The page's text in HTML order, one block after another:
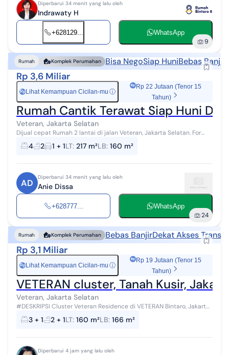
Diperbarui 34 menit yang lalu oleh
Indrawaty H
+628129... WhatsApp
9
Rumah Komplek Perumahan Bisa NegoSiap HuniBebas Banjir
Rp 3,6 Miliar
Rp Lihat Kemampuan Cicilan-mu ⓘ
Rp 22 Jutaan (Tenor 15
Tahun)
Rumah Cantik Terawat Siap Huni
Veteran, Jakarta Selatan
Dijual cepat Rumah 2 lantai di jalan Veteran, Jakarta Selatan. For
sale rumah di wilayah yang asri dengan pemandangan Lokasi di
Pusat Kota. Prope...
4 2 1 + 1LT: 217 m²LB: 160 m²
AD
Diperbarui 34 menit yang lalu oleh
Anie Dissa
+628777... WhatsApp
24
Rumah Komplek Perumahan Bebas BanjirDekat Akses
Rp 3,1 Miliar
Rp Lihat Kemampuan Cicilan-mu ⓘ
Rp 19 Jutaan (Tenor 15
Tahun)
VETERAN cluster, Tanah Kusir,
Veteran, Jakarta Selatan
#DESKRIPSI Cluster Veteran Residence di VETERAN Bintaro, Jakarta
Selatan adalah Pilihan yg tepat untuk tempat tinggal dan
berinvestasi Jakarta Sela...
3 + 1 2 + 1LT: 160 m²LB: 166 m²
Diperbarui 4 jam yang lalu oleh